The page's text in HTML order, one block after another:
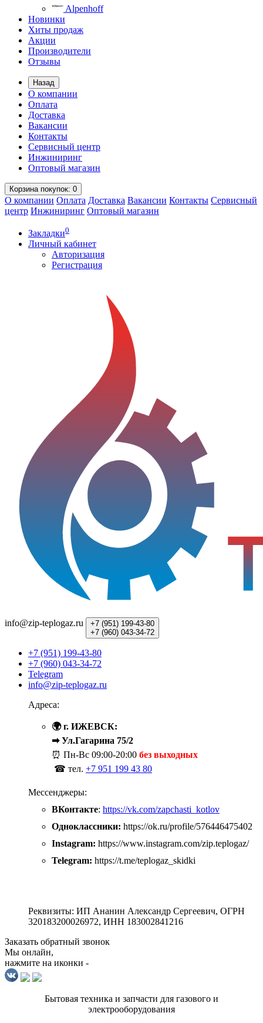
Alpenhoff
Новинки
Хиты продаж
Акции
Производители
Отзывы
Назад
О компании
Оплата
Доставка
Вакансии
Контакты
Сервисный центр
Инжиниринг
Оптовый магазин
Корзинапокупок: 0
О компании Оплата Доставка Вакансии Контакты Сервисный
центр Инжиниринг Оптовый магазин
Закладки0
Личный кабинет
Авторизация
Регистрация
info@zip-teplogaz.ru +7 (951) 199-43-80
+7 (960) 043-34-72
+7 (951) 199-43-80
+7 (960) 043-34-72
Telegram
info@zip-teplogaz.ru
Адреса:
🌍 г. ИЖЕВСК:
➡ Ул.Гагарина 75/2
⏰ Пн-Вс 09:00-20:00 без выходных
☎ тел. +7 951 199 43 80
Мессенджеры:
ВКонтакте: https://vk.com/zapchasti_kotlov
Одноклассники: https://ok.ru/profile/576446475402
Instagram: https://www.instagram.com/zip.teplogaz/
Telegram: https://t.me/teplogaz_skidki
Реквизиты: ИП Ананин Александр Сергеевич, ОГРН
320183200026972, ИНН 183002841216
Заказать обратный звонок
Мы онлайн,
нажмите на иконки -
Бытовая техника и запчасти для газового и
электрооборудования